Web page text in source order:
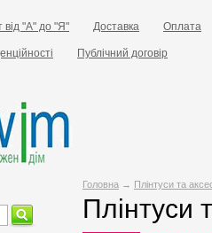
від "А" до "Я" Доставка Оплата
Публічний договір
Головна → Плінтуси та
Плінтуси